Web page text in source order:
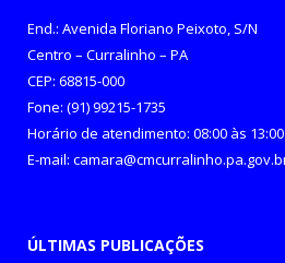
End.: Avenida Floriano Peixoto, S/N
Centro – Curralinho – PA
CEP: 68815-000
Fone: (91) 99215-1735
Horário de atendimento: 08:00 às 13:00
E-mail:
ÚLTIMAS PUBLICAÇÕES